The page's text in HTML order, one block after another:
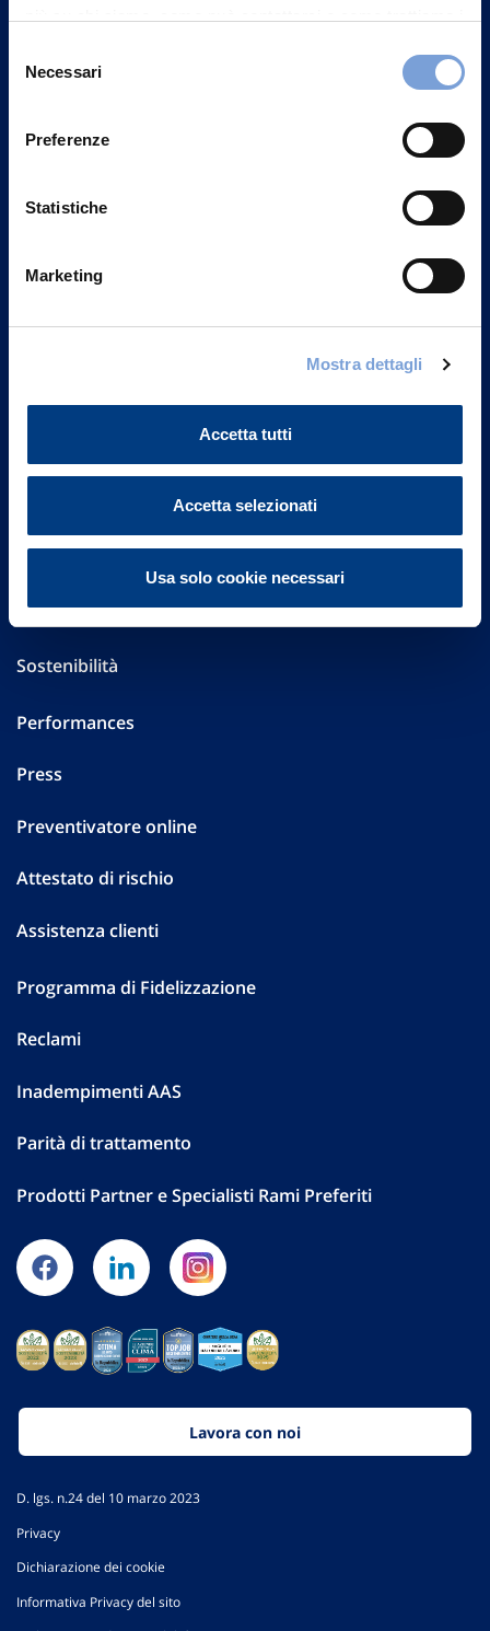
può trovare nel footer del sito nella sezione "Informativa
delNecessari
Preferenze
Statistiche
Marketing
Mostra dettagli
Accetta tutti
Accetta selezionati
Usa solo cookie necessari
Vittoria Assicurazioni S.p.A.
Part. IVA 01329510158
FAQ
Altre informazioni
Sostenibilità
Performances
Press
Preventivatore online
Attestato di rischio
Assistenza clienti
Programma di Fidelizzazione
Reclami
Inadempimenti AAS
Parità di trattamento
Prodotti Partner e Specialisti Rami Preferiti
Lavora con noi
D. lgs. n.24 del 10 marzo 2023
Privacy
Dichiarazione dei cookie
Informativa Privacy del sito